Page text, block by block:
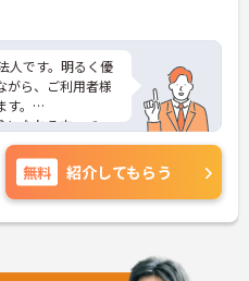
人です。明るく優
がら、ご利用者様
。
になれる方・チー
迎しています。
トなど、さらに
軽にご相談くださ
無料 紹介してもらう